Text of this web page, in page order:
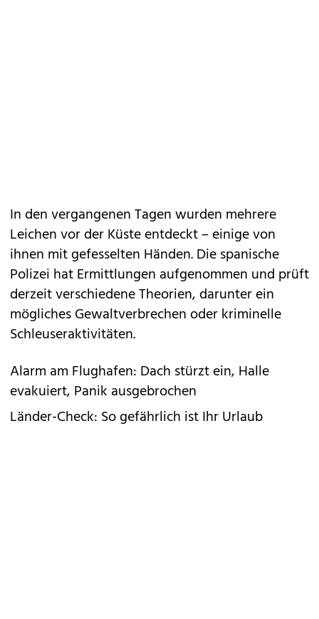
In den vergangenen Tagen wurden mehrere
Leichen vor der Küste entdeckt – einige von
ihnen mit gefesselten Händen. Die spanische
Polizei hat Ermittlungen aufgenommen und prüft
derzeit verschiedene Theorien, darunter ein
mögliches Gewaltverbrechen oder kriminelle
Schleuseraktivitäten.
Alarm am Flughafen: Dach stürzt ein, Halle
evakuiert, Panik ausgebrochen
Länder-Check: So gefährlich ist Ihr Urlaub